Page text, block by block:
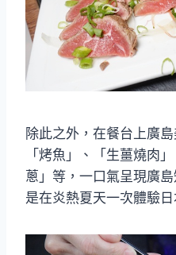
除此之外，在餐台上廣
「烤魚」、「生薑燒肉
蔥」等，一口氣呈現廣
是在炎熱夏天一次體驗